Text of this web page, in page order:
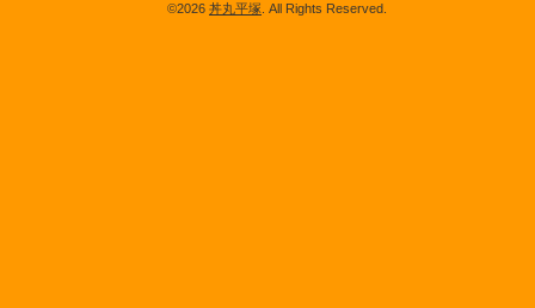
©2026 丼丸平塚 . All Rights Reserved.